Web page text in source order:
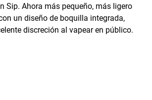
Sip. Ahora más pequeño, más ligero
un diseño de boquilla integrada,
discreción al vapear en público.